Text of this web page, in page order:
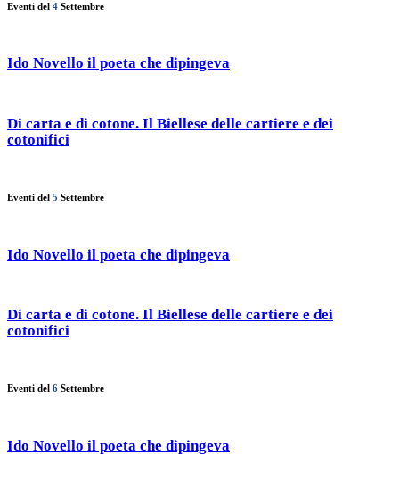
Eventi del 4 Settembre
Ido Novello il poeta che dipingeva
Di carta e di cotone. Il Biellese delle cartiere e dei
cotonifici
Eventi del 5 Settembre
Ido Novello il poeta che dipingeva
Di carta e di cotone. Il Biellese delle cartiere e dei
cotonifici
Eventi del 6 Settembre
Ido Novello il poeta che dipingeva